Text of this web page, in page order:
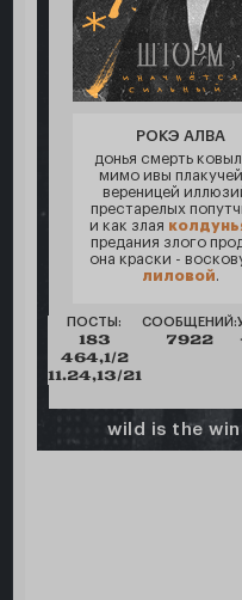
РОКЭ АЛВА
донья смерть
мимо ивы
вереницей
престарелых
и как злая
предания злого
она краски -
лиловой.
ПОСТЫ:
183
464,1/2
11.24,13/21
СООБЩЕНИЙ:
7922
wild is the